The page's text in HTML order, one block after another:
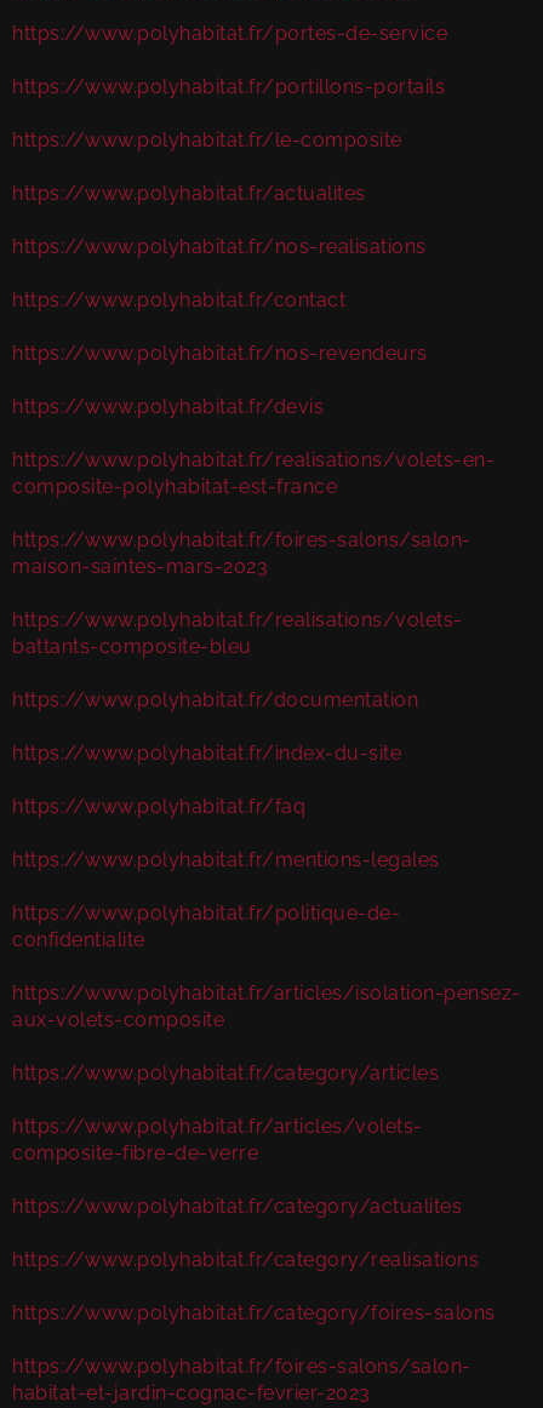
https://www.polyhabitat.fr/portes-de-service
https://www.polyhabitat.fr/portillons-portails
https://www.polyhabitat.fr/le-composite
https://www.polyhabitat.fr/actualites
https://www.polyhabitat.fr/nos-realisations
https://www.polyhabitat.fr/contact
https://www.polyhabitat.fr/nos-revendeurs
https://www.polyhabitat.fr/devis
https://www.polyhabitat.fr/realisations/volets-en-
composite-polyhabitat-est-france
https://www.polyhabitat.fr/foires-salons/salon-
maison-saintes-mars-2023
https://www.polyhabitat.fr/realisations/volets-
battants-composite-bleu
https://www.polyhabitat.fr/documentation
https://www.polyhabitat.fr/index-du-site
https://www.polyhabitat.fr/faq
https://www.polyhabitat.fr/mentions-legales
https://www.polyhabitat.fr/politique-de-
confidentialite
https://www.polyhabitat.fr/articles/isolation-pensez-
aux-volets-composite
https://www.polyhabitat.fr/category/articles
https://www.polyhabitat.fr/articles/volets-
composite-fibre-de-verre
https://www.polyhabitat.fr/category/actualites
https://www.polyhabitat.fr/category/realisations
https://www.polyhabitat.fr/category/foires-salons
https://www.polyhabitat.fr/foires-salons/salon-
habitat-et-jardin-cognac-fevrier-2023